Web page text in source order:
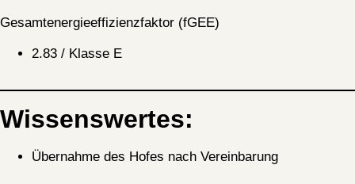
Gesamtenergieeffizienzfaktor (fGEE)
2.83 / Klasse E
Wissenswertes:
Übernahme des Hofes nach Vereinbarung